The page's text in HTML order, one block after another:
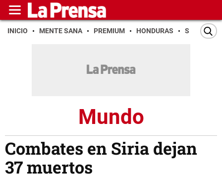
INICIO MENTE SANA PREMIUM HONDURAS SAN PEDRO
Mundo
Combates en Siria dejan
37 muertos